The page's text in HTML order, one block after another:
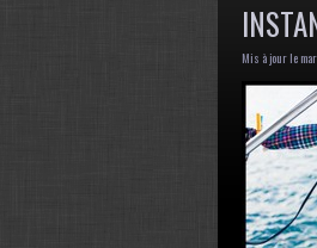
Mis à jour le